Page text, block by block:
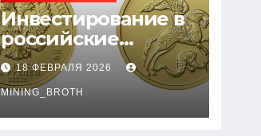
Инвестирование в
российские
золотые монеты:
подробное
руководство
18 ФЕВРАЛЯ 2026
MINING_BROTH